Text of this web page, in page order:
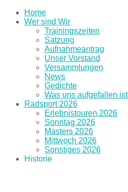
Home
Wer sind Wir
Trainingszeiten
Satzung
Aufnahmeantrag
Unser Vorstand
Versammlungen
News
Gedichte
Was uns aufgefallen
Radsport 2026
Erlebnistouren 2026
Sonntag 2026
Masters 2026
Mittwoch 2026
Sonstiges 2026
Historie